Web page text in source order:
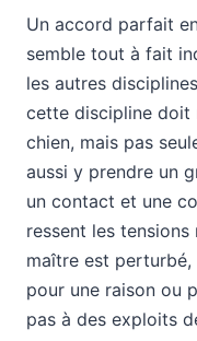
Un accord parfait
semble tout à fait
les autres
cette discipline doit
chien, mais pas
aussi y prendre un
un contact et une
ressent les
maître est perturbé,
pour une raison ou
pas à des exploits